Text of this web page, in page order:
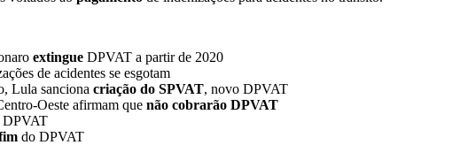
extingue DPVAT a partir de 2020
de acidentes se esgotam
Lula sanciona criação do SPVAT, novo DPVAT
Oeste afirmam que não cobrarão DPVAT
DPVAT
do DPVAT